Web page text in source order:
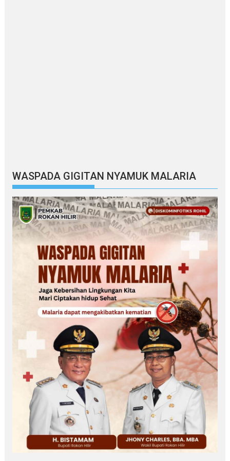
WASPADA GIGITAN NYAMUK MALARIA